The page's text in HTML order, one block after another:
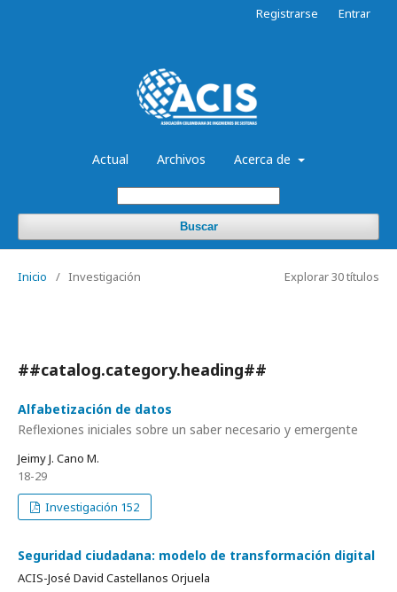
Actual Archivos Acerca de
Buscar
Registrarse Entrar
Inicio / Investigación Explorar 30 títulos
##catalog.category.heading##
Alfabetización de datos
Reflexiones iniciales sobre un saber necesario y emergente
Jeimy J. Cano M.
18-29
Investigación 152
Seguridad ciudadana: modelo de transformación digital
ACIS-José David Castellanos Orjuela